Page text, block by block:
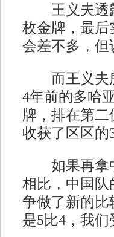
王义夫透露
枚金牌，最后
会差不多，但
而王义夫所
4年前的多哈
牌，排在第
收获了区区的3
如果再拿中
相比，中国队
争做了新的比
是5比4，我